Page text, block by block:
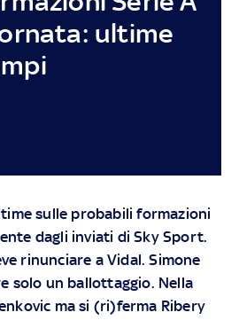
ultime
sulle probabili formazioni
dagli inviati di Sky Sport.
rinunciare a Vidal. Simone
solo un ballottaggio. Nella
ma si (ri)ferma Ribery